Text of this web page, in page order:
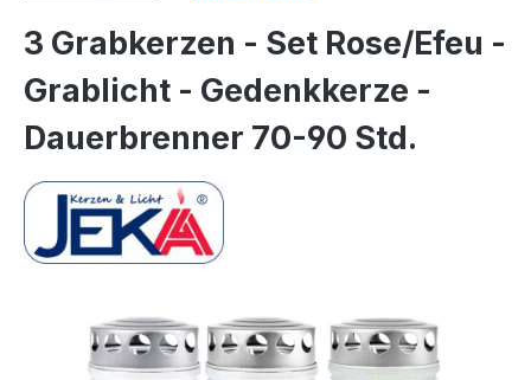
3 Grabkerzen - Set Rose/Efeu -
Grablicht - Gedenkkerze -
Dauerbrenner 70-90 Std.
Bildergalerie überspringen